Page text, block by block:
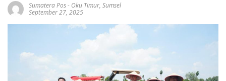
Sumatera Pos- Oku Timur, Sumsel
September 27, 2025